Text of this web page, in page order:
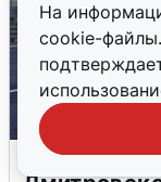
На
cookie-
Пять